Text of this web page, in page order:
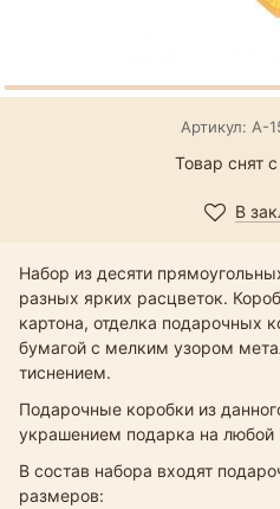
Артикул: А-
Товар снят
В
Набор из десяти
разных ярких расцветок.
картона, отделка подарочных
бумагой с мелким узором
тиснением.
Подарочные коробки из
украшением подарка на любой
В состав набора входят
размеров: